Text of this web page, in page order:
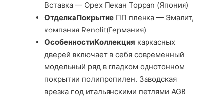
Вставка — Орех Пекан Toppan (Япония)
ОтделкаПокрытие ПП пленка — Эмалит,
компания Renolit(Германия)
ОсобенностиКоллекция каркасных
дверей включает в себя современный
модельный ряд в гладком однотонном
покрытии полипропилен. Заводская
врезка под итальянскими петлями AGB